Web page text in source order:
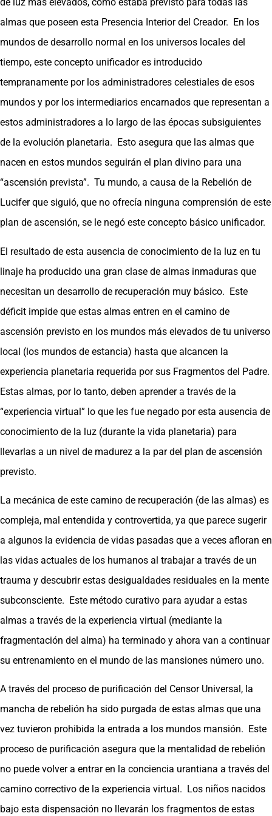
almas que poseen esta Presencia Interior del Creador. En los
mundos de desarrollo normal en los universos locales del
tiempo, este concepto unificador es introducido
tempranamente por los administradores celestiales de esos
mundos y por los intermediarios encarnados que representan a
estos administradores a lo largo de las épocas subsiguientes
de la evolución planetaria. Esto asegura que las almas que
nacen en estos mundos seguirán el plan divino para una
“ascensión prevista”. Tu mundo, a causa de la Rebelión de
Lucifer que siguió, que no ofrecía ninguna comprensión de este
plan de ascensión, se le negó este concepto básico unificador.
El resultado de esta ausencia de conocimiento de la luz en tu
linaje ha producido una gran clase de almas inmaduras que
necesitan un desarrollo de recuperación muy básico. Este
déficit impide que estas almas entren en el camino de
ascensión previsto en los mundos más elevados de tu universo
local (los mundos de estancia) hasta que alcancen la
experiencia planetaria requerida por sus Fragmentos del Padre.
Estas almas, por lo tanto, deben aprender a través de la
“experiencia virtual” lo que les fue negado por esta ausencia de
conocimiento de la luz (durante la vida planetaria) para
llevarlas a un nivel de madurez a la par del plan de ascensión
previsto.
La mecánica de este camino de recuperación (de las almas) es
compleja, mal entendida y controvertida, ya que parece sugerir
a algunos la evidencia de vidas pasadas que a veces afloran en
las vidas actuales de los humanos al trabajar a través de un
trauma y descubrir estas desigualdades residuales en la mente
subconsciente. Este método curativo para ayudar a estas
almas a través de la experiencia virtual (mediante la
fragmentación del alma) ha terminado y ahora van a continuar
su entrenamiento en el mundo de las mansiones número uno.
A través del proceso de purificación del Censor Universal, la
mancha de rebelión ha sido purgada de estas almas que una
vez tuvieron prohibida la entrada a los mundos mansión. Este
proceso de purificación asegura que la mentalidad de rebelión
no puede volver a entrar en la conciencia urantiana a través del
camino correctivo de la experiencia virtual. Los niños nacidos
bajo esta dispensación no llevarán los fragmentos de estas